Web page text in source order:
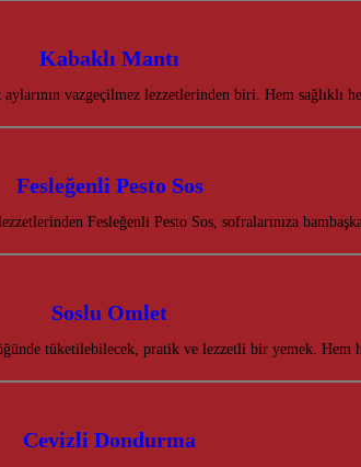
Kabaklı Mantı
aylarının vazgeçilmez lezzetlerinden biri. Hem
Fesleğenli Pesto Sos
Fesleğenli Pesto Sos, sofralarınıza
Soslu Omlet
tüketilebilecek, pratik ve lezzetli bir yemek. Hem
Cevizli Dondurma